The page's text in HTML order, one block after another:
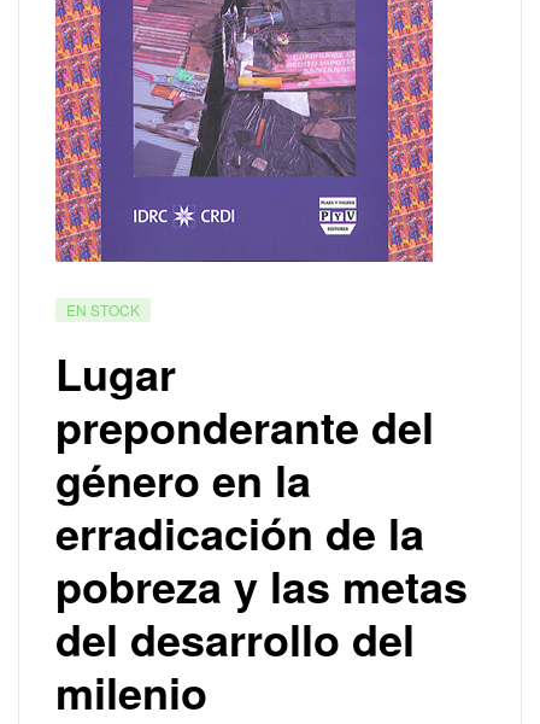
EN STOCK
Lugar
preponderante del
género en la
erradicación de la
pobreza y las metas
del desarrollo del
milenio